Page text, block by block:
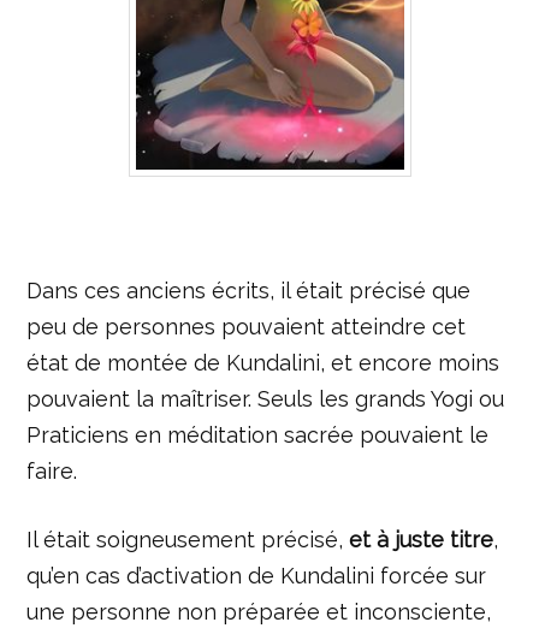
Dans ces anciens écrits, il était précisé que
peu de personnes pouvaient atteindre cet
état de montée de Kundalini, et encore moins
pouvaient la maîtriser. Seuls les grands Yogi ou
Praticiens en méditation sacrée pouvaient le
faire.
Il était soigneusement précisé,et à juste titre,
qu’en cas d’activation de Kundalini forcée sur
une personne non préparée et inconsciente,